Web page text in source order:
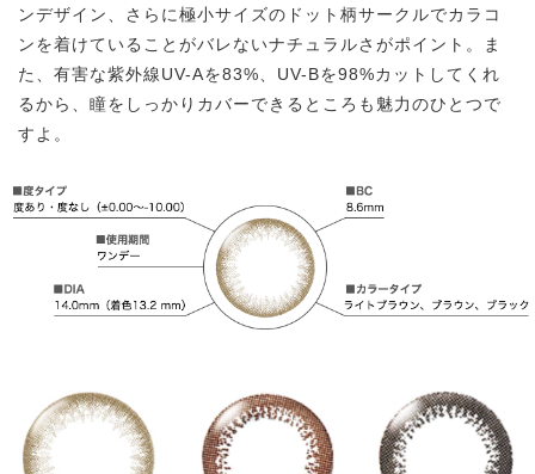
ンデザイン、さらに極小サイズのドット柄サークルでカラコ
ンを着けていることがバレないナチュラルさがポイント。ま
た、有害な紫外線UV-Aを83%、UV-Bを98%カットしてくれ
るから、瞳をしっかりカバーできるところも魅力のひとつで
すよ。